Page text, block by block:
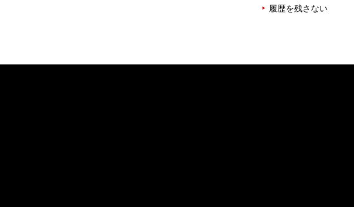
履歴を残さない